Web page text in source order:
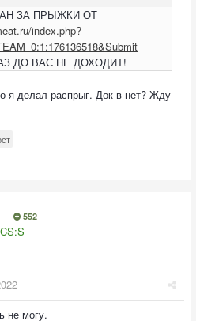
ЗА ПРЫЖКИ ОТ
index.php?
ДО ВАС НЕ ДОХОДИТ!
я делал распрыг. Док-в нет? Жду
552
не могу.